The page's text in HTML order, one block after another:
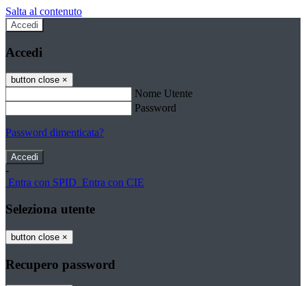
Salta al contenuto
Accedi
Accedi
button close ×
Nome Utente
Password
Password dimenticata?
-
Entra con SPID Entra con CIE
Seleziona utente
button close ×
Recupero password